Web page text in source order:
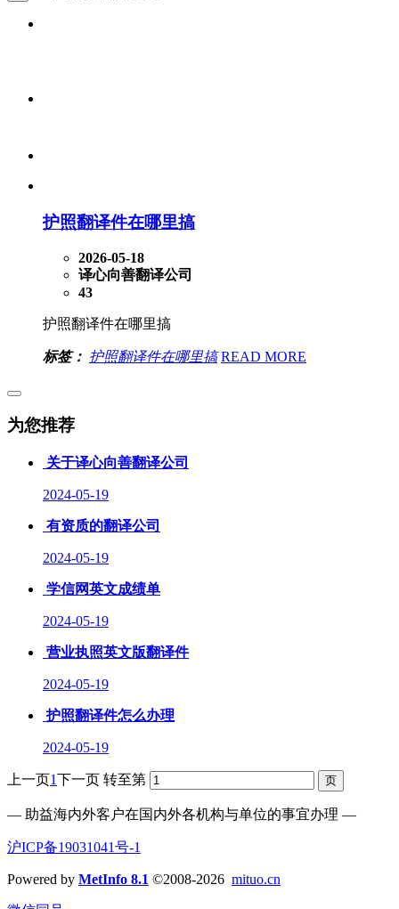
护照翻译件在哪里搞
2026-05-18
译心向善翻译公司
43
护照翻译件在哪里搞
标签： 护照翻译件在哪里搞 READ MORE
为您推荐
关于译心向善翻译公司
2024-05-19
有资质的翻译公司
2024-05-19
学信网英文成绩单
2024-05-19
营业执照英文版翻译件
2024-05-19
护照翻译件怎么办理
2024-05-19
上一页1下一页 转至第
— 助益海内外客户在国内外各机构与单位的事宜办理 —
沪ICP备19031041号-1
Powered by MetInfo 8.1 ©2008-2026 mituo.cn